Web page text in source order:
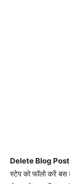
Delete Blog
स्टेप को फॉलो करें